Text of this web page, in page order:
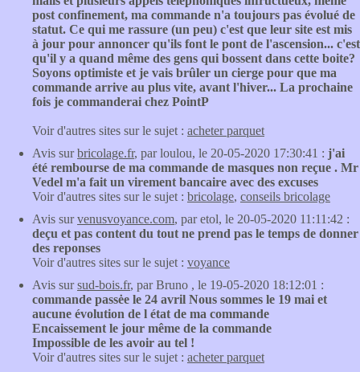
post confinement, ma commande n'a toujours pas évolué de
statut. Ce qui me rassure (un peu) c'est que leur site est mis
à jour pour annoncer qu'ils font le pont de l'ascension... c'est
qu'il y a quand même des gens qui bossent dans cette boite?
Soyons optimiste et je vais brûler un cierge pour que ma
commande arrive au plus vite, avant l'hiver... La prochaine
fois je commanderai chez PointP
Voir d'autres sites sur le sujet : acheter parquet
Avis surbricolage.fr, par loulou, le 20-05-2020 17:30:41 : j'ai
été rembourse de ma commande de masques non reçue . Mr
Vedel m'a fait un virement bancaire avec des excuses
Voir d'autres sites sur le sujet : bricolage, conseils bricolage
Avis survenusvoyance.com, par etol, le 20-05-2020 11:11:42 :
deçu et pas content du tout ne prend pas le temps de donner
des reponses
Voir d'autres sites sur le sujet : voyance
Avis sursud-bois.fr, par Bruno , le 19-05-2020 18:12:01 :
commande passėe le 24 avril Nous sommes le 19 mai et
aucune évolution de l état de ma commande
Encaissement le jour même de la commande
Impossible de les avoir au tel !
Voir d'autres sites sur le sujet : acheter parquet